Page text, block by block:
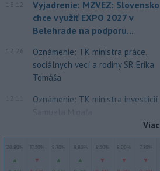
18:12
Vyjadrenie: MZVEZ: Slovensko
chce využiť EXPO 2027 v
Belehrade na podporu...
12:26
Oznámenie: TK ministra práce,
sociálnych vecí a rodiny SR Erika
Tomáša
Oznámenie: TK ministra investícií
Samuela Migaľa
Viac